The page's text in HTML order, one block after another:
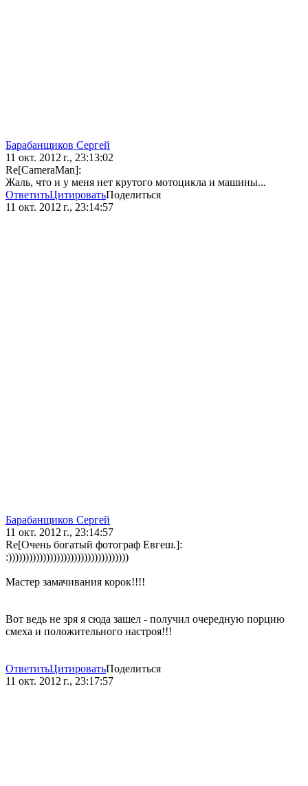
Барабанщиков Сергей
11 окт. 2012 г., 23:13:02
Re[CameraMan]:
Жаль, что и у меня нет крутого мотоцикла и машины...
ОтветитьЦитироватьПоделиться
11 окт. 2012 г., 23:14:57
Барабанщиков Сергей
11 окт. 2012 г., 23:14:57
Re[Очень богатый фотограф Евгеш.]:
:)))))))))))))))))))))))))))))))))))
Мастер замачивания корок!!!!
Вот ведь не зря я сюда зашел - получил очередную порцию
смеха и положительного настроя!!!
ОтветитьЦитироватьПоделиться
11 окт. 2012 г., 23:17:57